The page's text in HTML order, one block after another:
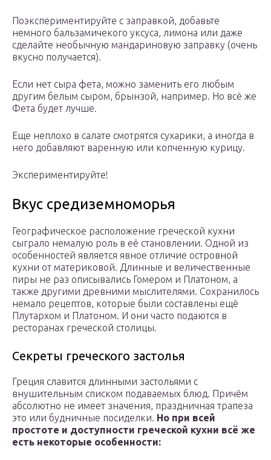
Поэкспериментируйте с заправкой, добавьте
немного бальзамичекого уксуса, лимона или даже
сделайте необычную мандариновую заправку (очень
вкусно получается).
Если нет сыра фета, можно заменить его любым
другим белым сыром, брынзой, например. Но всё же
Фета будет лучше.
Еще неплохо в салате смотрятся сухарики, а иногда в
него добавляют варенную или копченную курицу.
Экспериментируйте!
Вкус средиземноморья
Географическое расположение греческой кухни
сыграло немалую роль в её становлении. Одной из
особенностей является явное отличие островной
кухни от материковой. Длинные и величественные
пиры не раз описывались Гомером и Платоном, а
также другими древними мыслителями. Сохранилось
немало рецептов, которые были составлены ещё
Плутархом и Платоном. И они часто подаются в
ресторанах греческой столицы.
Секреты греческого застолья
Греция славится длинными застольями с
внушительным списком подаваемых блюд. Причём
абсолютно не имеет значения, праздничная трапеза
это или будничные посиделки. Но при всей
простоте и доступности греческой кухни всё же
есть некоторые особенности: